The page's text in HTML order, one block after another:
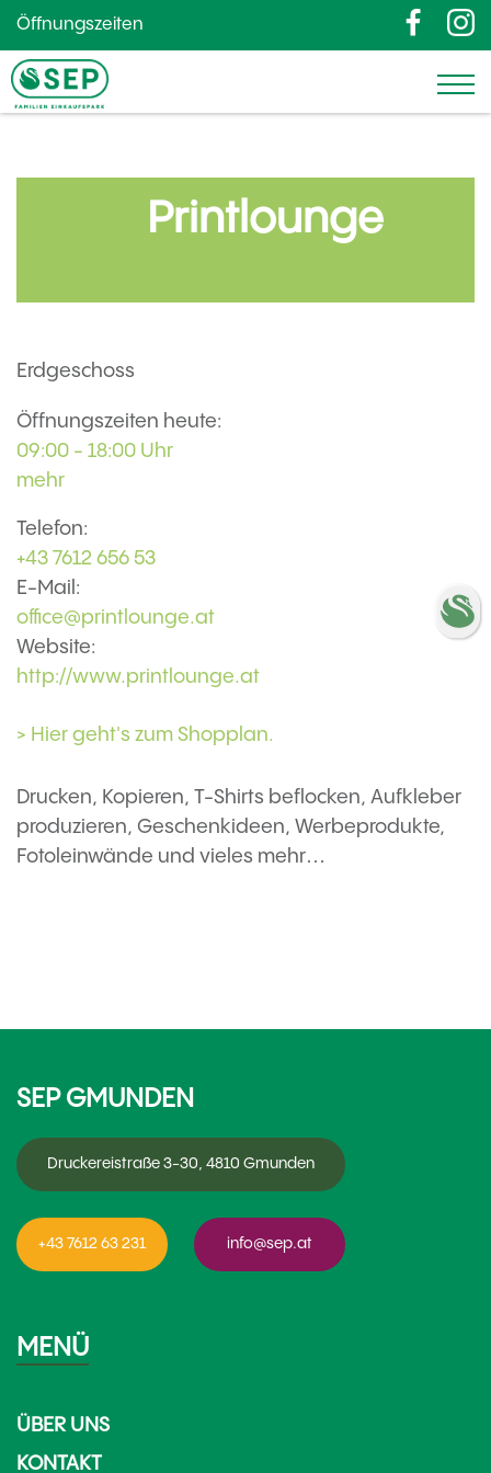
Öffnungszeiten
Printlounge
Erdgeschoss
Öffnungszeiten heute:
09:00 - 18:00 Uhr
mehr
Telefon:
+43 7612 656 53
E-Mail:
office@printlounge.at
Website:
http://www.printlounge.at
> Hier geht's zum Shopplan.
Drucken, Kopieren, T-Shirts beflocken, Aufkleber
produzieren, Geschenkideen, Werbeprodukte,
Fotoleinwände und vieles mehr…
SEP GMUNDEN
Druckereistraße 3-30, 4810 Gmunden
+43 7612 63 231 info@sep.at
MENÜ
ÜBER UNS
KONTAKT